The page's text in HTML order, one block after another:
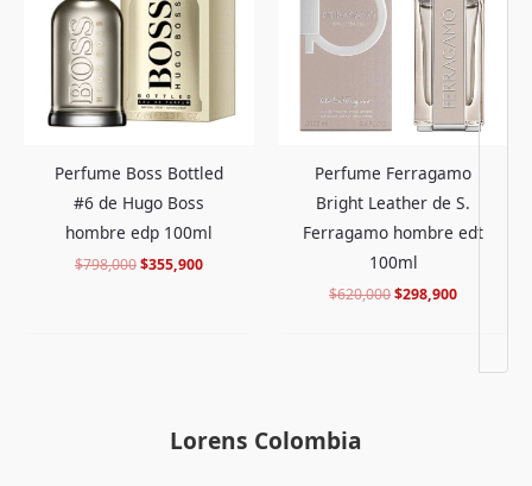
Perfume Boss Bottled
#6 de Hugo Boss
hombre edp 100ml
$798,000$355,900
Perfume Ferragamo
Bright Leather de S.
Ferragamo hombre edt
100ml
$620,000$298,900
Lorens Colombia